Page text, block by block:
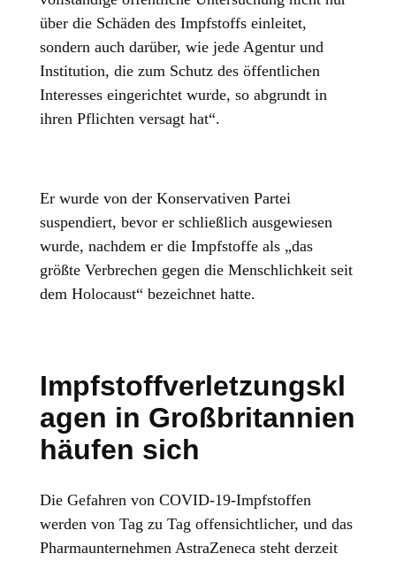
über die Schäden des Impfstoffs einleitet,
sondern auch darüber, wie jede Agentur und
Institution, die zum Schutz des öffentlichen
Interesses eingerichtet wurde, so abgrundt in
ihren Pflichten versagt hat“.
Er wurde von der Konservativen Partei
suspendiert, bevor er schließlich ausgewiesen
wurde, nachdem er die Impfstoffe als „das
größte Verbrechen gegen die Menschlichkeit seit
dem Holocaust“ bezeichnet hatte.
Impfstoffverletzungskl
agen in Großbritannien
häufen sich
Die Gefahren von COVID-19-Impfstoffen
werden von Tag zu Tag offensichtlicher, und das
Pharmaunternehmen AstraZeneca steht derzeit